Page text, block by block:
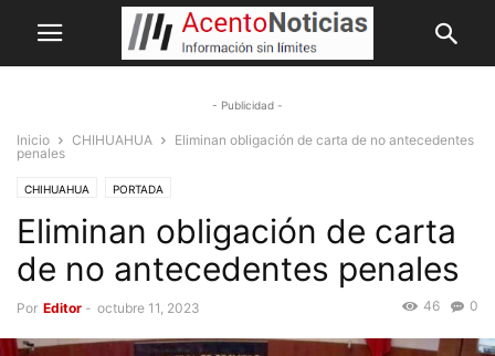
- Publicidad -
Inicio CHIHUAHUA
Eliminan obligación de carta de no antecedentes
penales
CHIHUAHUA PORTADA
Eliminan obligación de carta
de no antecedentes penales
Por Editor - octubre 11, 2023 0
46